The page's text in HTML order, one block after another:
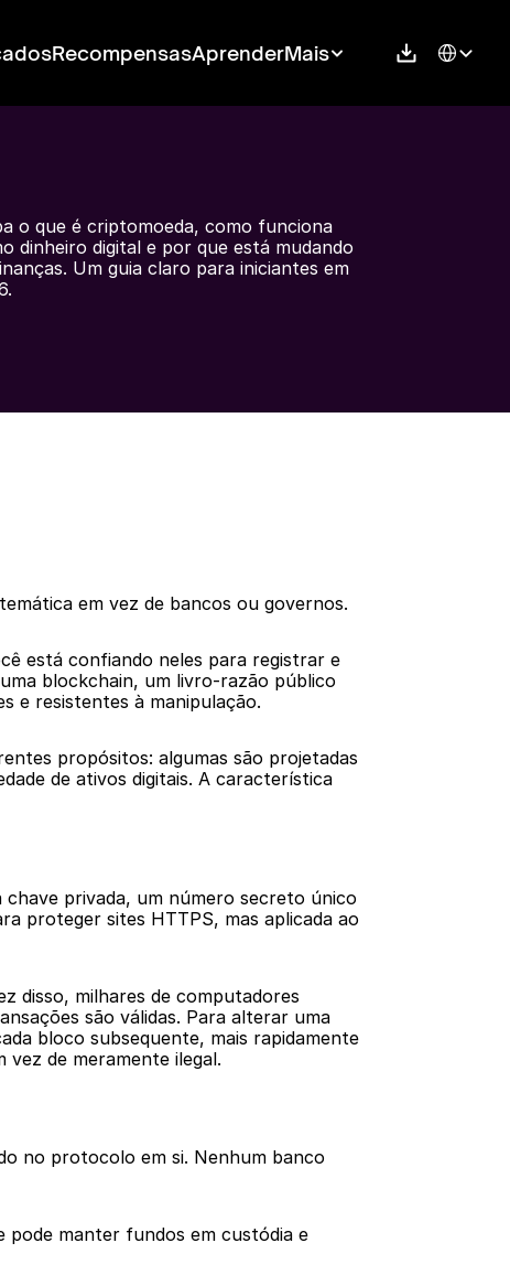
RecompensasAprenderMais Select
o que é criptomoeda, como funciona
dinheiro digital e por que está mudando
Um guia claro para iniciantes em
em vez de bancos ou governos.
está confiando neles para registrar e
blockchain, um livro-razão público
e resistentes à manipulação.
propósitos: algumas são projetadas
de ativos digitais. A característica
privada, um número secreto único
proteger sites HTTPS, mas aplicada ao
disso, milhares de computadores
são válidas. Para alterar uma
bloco subsequente, mais rapidamente
de meramente ilegal.
no protocolo em si. Nenhum banco
pode manter fundos em custódia e